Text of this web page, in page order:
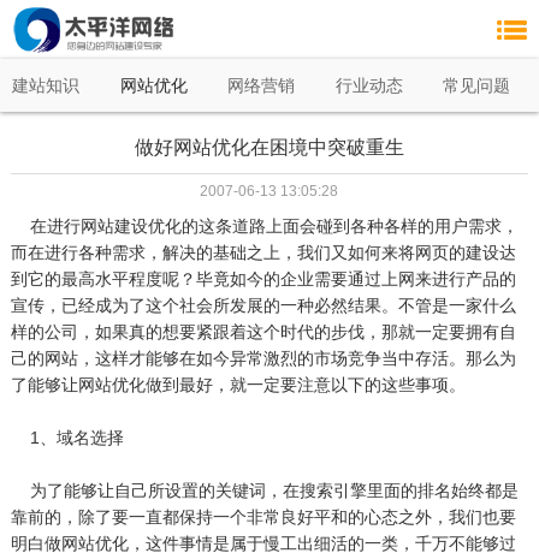
建站知识 网站优化 网络营销 行业动态 常见问题
做好网站优化在困境中突破重生
2007-06-13 13:05:28
在进行网站建设优化的这条道路上面会碰到各种各样的用户需求，
而在进行各种需求，解决的基础之上，我们又如何来将网页的建设达
到它的最高水平程度呢？毕竟如今的企业需要通过上网来进行产品的
宣传，已经成为了这个社会所发展的一种必然结果。不管是一家什么
样的公司，如果真的想要紧跟着这个时代的步伐，那就一定要拥有自
己的网站，这样才能够在如今异常激烈的市场竞争当中存活。那么为
了能够让网站优化做到最好，就一定要注意以下的这些事项。
1、域名选择
为了能够让自己所设置的关键词，在搜索引擎里面的排名始终都是
靠前的，除了要一直都保持一个非常良好平和的心态之外，我们也要
明白做网站优化，这件事情是属于慢工出细活的一类，千万不能够过